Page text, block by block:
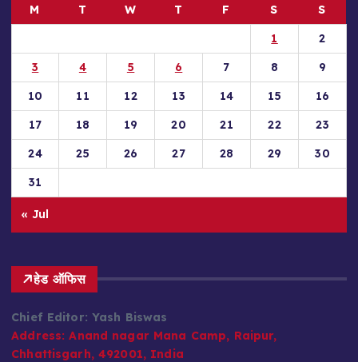
M T W T F S
S
1
2
3
4 5 6 7 8
9
10
11 12 13 14 15
16
17
18 19 20 21 22
23
24
25 26 27 28 29
30
31
« Jul
हेड ऑफिस
Chief Editor: Yash Biswas
Address: Anand nagar Mana Camp, Raipur,
Chhattisgarh, 492001, India